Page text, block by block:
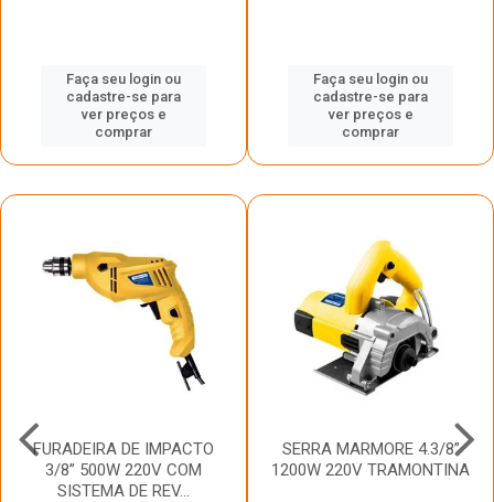
Faça seu login ou
cadastre-se para
ver preços e
comprar
Faça seu login ou
cadastre-se para
ver preços e
comprar
FURADEIRA DE IMPACTO
3/8” 500W 220V COM
SISTEMA DE REV...
SERRA MARMORE 4.3/8”
1200W 220V TRAMONTINA